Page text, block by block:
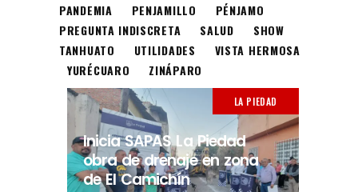
PANDEMIA
PENJAMILLO
PÉNJAMO
PREGUNTA INDISCRETA
SALUD
SHOW
TANHUATO
UTILIDADES
VISTA HERMOSA
YURÉCUARO
ZINÁPARO
LA PIEDAD
Inicia SAPAS La Piedad
obra de drenaje en zona
de El Camichín